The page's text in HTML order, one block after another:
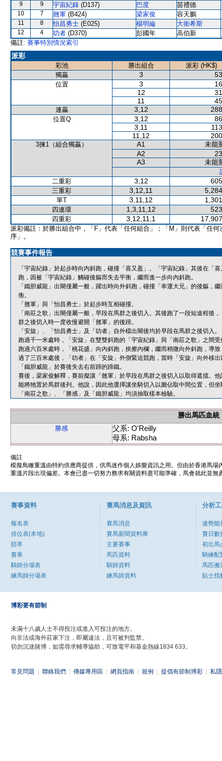
9 9 宇宙紀錄 (D137) 巴度 苗禮德
10 7 翹軍 (B424) 梁家俊 容天鵬
11 8 怡昌勇士 (E025) 楊明綸 大衛希斯
12 4 叻者 (D370) 彭國年
高伯新
備註: 賽事特別情況索引
派彩
彩池 勝出組合
派彩 (HK$)
獨贏
3
位置 3
12
11
連贏 3,12
位置Q 3,12
3,11
11,12
3揀1（組合獨贏） A1
未能
A2
A3
未能
二重彩
3,12
三重彩 3,12,11
單T 3,11,12
四連環 1,3,11,12
四重彩 3,12,11,1
派彩備註：於勝出組合中，「F」代表「任何組合」；「M」則代表「任何
序」。
競賽事件報告
「宇宙紀錄」於起步時向內斜跑，碰撞「喜又盈」。「宇宙紀錄」其後在「
跑，因被「宇宙紀錄」觸碰後軀而失去平衡，繼而進一步向內斜跑。
「鐵胆威龍」出閘僅屬一般，躍出時向外斜跑，碰撞「幸運大兄」的後軀，
衡。
「翹軍」與「怡昌勇士」於起步時互相碰撞。
「南莊之歌」出閘僅屬一般，早段在馬群之後切入。其後跑了一段短途程後
群之後切入時一度收慢避開「翹軍」的後蹄。
「安旋」、「怡昌勇士」及「叻者」自外檔出閘後均於早段在馬群之後切入。
跑過千一米處時，「安旋」在雙雙斜跑的「宇宙紀錄」與「南莊之歌」之間
跑過六百米處時，「桃花盛」向內斜跑，挨擦內欄，繼而稍微向外斜跑，導
過了三百米處後，「叻者」在「安旋」外側緊迫競跑，當時「安旋」向外移出
「鐵胆威龍」於賽後失去右前蹄的蹄鐵。
賽後，梁家俊解釋，賽前擬讓「翹軍」於早段在馬群之後切入以取得遮擋。
能將牠置於馬群後列。他說，因此他選擇讓坐騎切入以圖佔取中間位置，但
「南莊之歌」、「勝感」及「鐵胆威龍」均須抽取樣本檢驗。
勝出馬匹血統
勝感
父系: O'Reilly
母系: Rabsha
備註
模擬鳥瞰重溫由特約供應商提供，供馬迷作個人娛樂資訊之用。但由於香港馬
重溫片段出現偏差。本會已盡一切努力務求有關資料盡可能準確，馬會就此並
賽事資料
報名表
排位表(本地)
賠率
賽果
騎師分場表
練馬師分場表
賽馬消息及資訊
賽馬消息
賽馬新聞資料庫
主要賽事
馬匹資料
騎師資料
練馬師資料
分析
速勢能
賽日數
初出馬
騎練配
馬匹搬
貼士指
博彩要有節制
未滿十八歲人士不得投注或進入可投注的地方。
向非法或海外莊家下注，即屬違法，且可被判監禁。
切勿沉迷賭博，如需尋求輔導協助，可致電平和基金熱線1834 633。
常見問題 聯絡我們 傳媒專用區 網頁指南 規例 提倡有節制博彩 私